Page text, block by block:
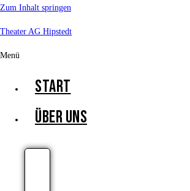
Zum Inhalt springen
Theater AG Hipstedt
Menü
START
ÜBER UNS